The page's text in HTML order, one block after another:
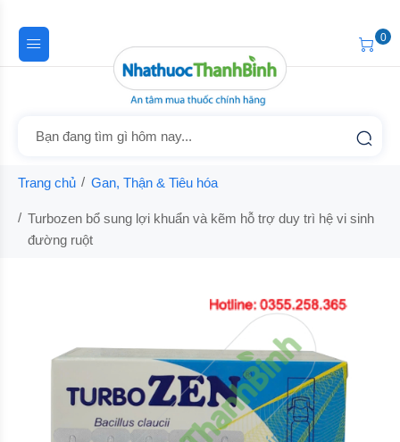
0
Trang chủ Gan, Thận & Tiêu hóa
Turbozen bổ sung lợi khuẩn và kẽm hỗ trợ duy trì hệ vi sinh
đường ruột